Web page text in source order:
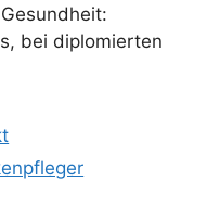
bei diplomierten